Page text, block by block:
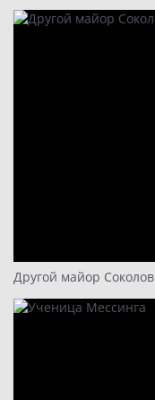
Другой майор Соколов